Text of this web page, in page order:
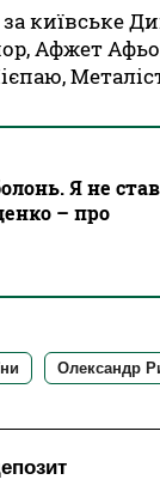
київське
Афжет
Я не
– про
Олександр